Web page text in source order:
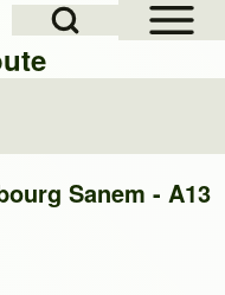
Sanem - A13